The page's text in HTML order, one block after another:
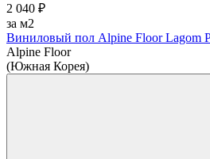
2 040 ₽
за м2
Виниловый пол Alpine Floor Lagom
Alpine Floor
(Южная Корея)